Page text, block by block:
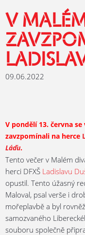
V
09.06.2022
V pondělí 13. června
zavzpomínali na herce
Láďu.
Tento večer v Malém
herci DFXŠ Ladislavu
opustil. Tento úžasný
Maloval, psal verše i
mořeplavbě a byl
samozvaného
souboru společně